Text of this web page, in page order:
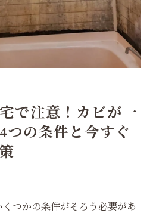
で注意！カビが一
つの条件と今すぐ
つかの条件がそろう必要があ